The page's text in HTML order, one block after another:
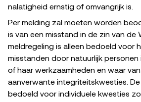
nalatigheid ernstig of omvangrijk is.
Per melding zal moeten worden
is van een misstand in de zin van de
meldregeling is alleen bedoeld voor
misstanden door natuurlijk personen
of haar werkzaamheden en waar
aanverwante integriteitskwesties.
bedoeld voor individuele kwesties